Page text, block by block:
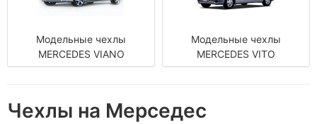
Модельные чехлы
MERCEDES VIANO
Модельные чехлы
MERCEDES VITO
Чехлы на Мерседес